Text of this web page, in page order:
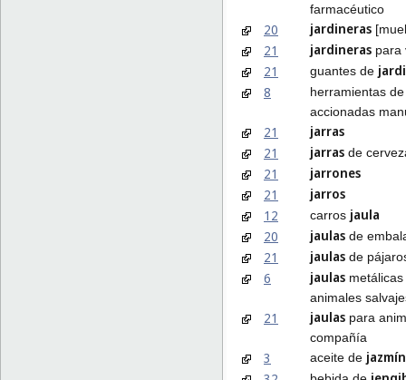
farmacéutico
20 jardineras
21 jardineras para
21 guantes de
8
herramientas
accionadas
21
jarras
21
jarras de
21
jarrones
21
jarros
12
carros jaula
20
jaulas de
21 jaulas de
6 jaulas
animales
21 jaulas para
compañía
3 aceite de jazmín